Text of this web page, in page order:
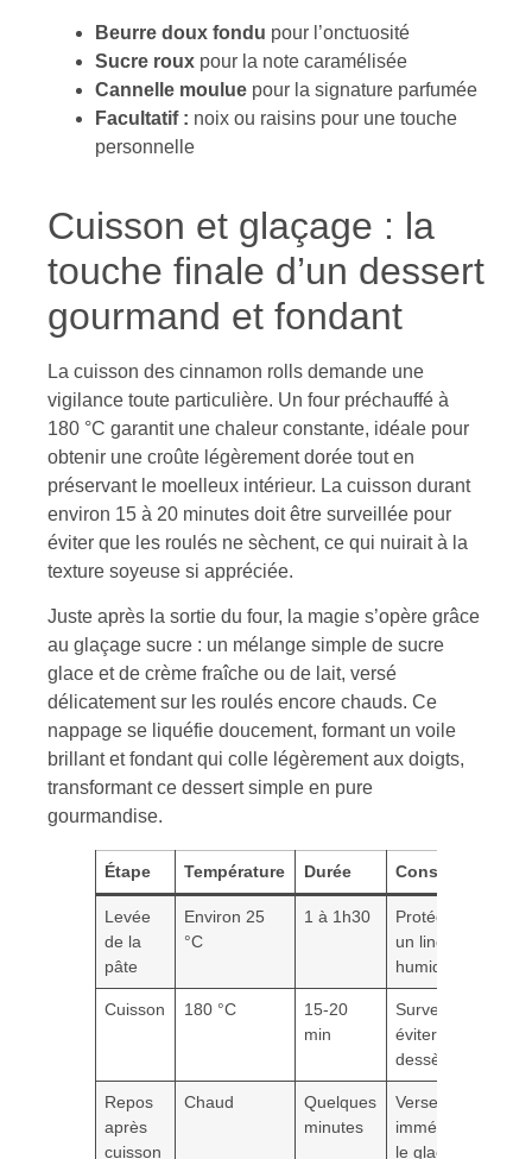
Beurre doux fondu pour l’onctuosité
Sucre roux pour la note caramélisée
Cannelle moulue pour la signature parfumée
Facultatif : noix ou raisins pour une touche
personnelle
Cuisson et glaçage : la
touche finale d’un dessert
gourmand et fondant
La cuisson des cinnamon rolls demande une
vigilance toute particulière. Un four préchauffé à
180 °C garantit une chaleur constante, idéale pour
obtenir une croûte légèrement dorée tout en
préservant le moelleux intérieur. La cuisson durant
environ 15 à 20 minutes doit être surveillée pour
éviter que les roulés ne sèchent, ce qui nuirait à la
texture soyeuse si appréciée.
Juste après la sortie du four, la magie s’opère grâce
au glaçage sucre : un mélange simple de sucre
glace et de crème fraîche ou de lait, versé
délicatement sur les roulés encore chauds. Ce
nappage se liquéfie doucement, formant un voile
brillant et fondant qui colle légèrement aux doigts,
transformant ce dessert simple en pure
gourmandise.
Étape Température Durée Conseil
Levée
de la
pâte
Environ 25
°C
1 à 1h30
Protéger avec
un linge
humide
Cuisson 180 °C
15-20
min
Surveiller pour
éviter le
dessèchement
Repos
après
cuisson
Chaud
Quelques
minutes
Versez
immédiatement
le glaçage